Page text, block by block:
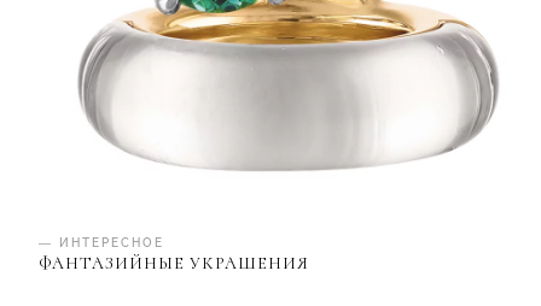
— ИНТЕРЕСНОЕ
ФАНТАЗИЙНЫЕ УКРАШЕНИЯ